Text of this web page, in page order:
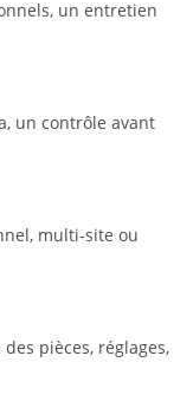
un entretien
un contrôle avant
multi-site ou
pièces, réglages,